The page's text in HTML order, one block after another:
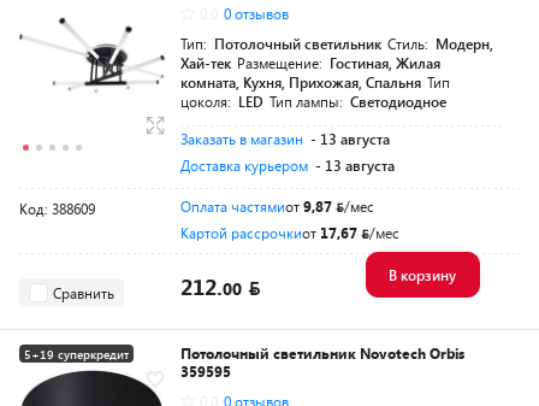
0 отзывов
Тип: Потолочный светильник Стиль: Модерн,
Хай-тек Размещение: Гостиная, Жилая
комната, Кухня, Прихожая, Спальня Тип
цоколя: LED Тип лампы: Светодиодное
Заказать в магазин - 13 августа
Доставка курьером - 13 августа
Код: 388609 Оплата частямиот9,87
/мес
Картой рассрочкиот 17,67 /мес
Сравнить 212.00
В корзину
5+19 суперкредит
Потолочный светильник Novotech Orbis
359595
0 отзывов